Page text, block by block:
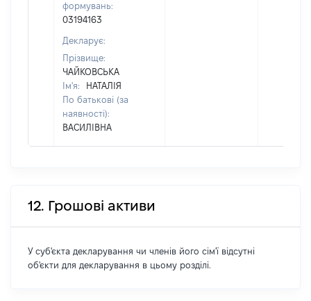
формувань:
03194163
Декларує:
Прізвище:
ЧАЙКОВСЬКА
Ім'я:
НАТАЛІЯ
По батькові (за
наявності):
ВАСИЛІВНА
12. Грошові активи
У суб'єкта декларування чи членів його сім'ї відсутні
об'єкти для декларування в цьому розділі.